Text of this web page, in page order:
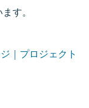
す。
｜プロジェクト